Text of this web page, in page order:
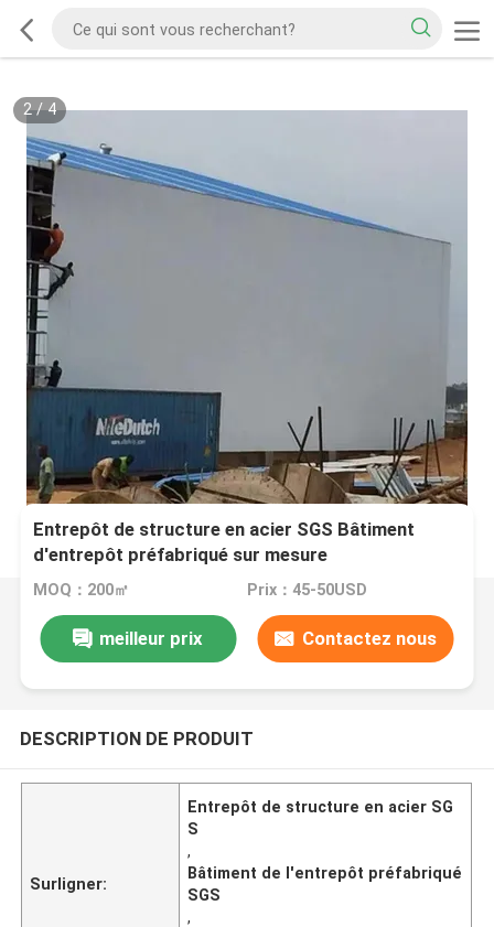
2/4
Entrepôt de structure en acier SGS Bâtiment
d'entrepôt préfabriqué sur mesure
MOQ：200㎡ Prix：45-50USD
meilleur prix Contactez nous
DESCRIPTION DE PRODUIT
Surligner:
Entrepôt de structure en acier SG
S
,
Bâtiment de l'entrepôt préfabriqué
SGS
,